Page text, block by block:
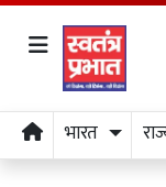
भारत